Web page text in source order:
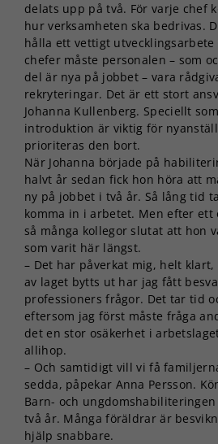
delats upp på två. För varje chef
hur verksamheten ska bedrivas.
hålla ett vettigt utvecklingsarbete
chefer måste personalen – som
del är nya på jobbet – vara
rekryteringar. Det är ett stort
Johanna Kullenberg. Speciellt
introduktion är viktig för
prioriteras den bort.
När Johanna började på
halvt år sedan fick hon höra att
ny på jobbet i två år. Så lång tid
komma in i arbetet. Men efter ett
så många kollegor slutat att hon
som varit här längst.
– Det har påverkat mig, helt
av laget bytts ut har jag fått
professioners frågor. Det tar tid
eftersom jag först måste fråga
det en stor osäkerhet i
allihop.
– Och samtidigt vill vi få
sedda, påpekar Anna Persson.
Barn- och ungdomshabiliteringen
två år. Många föräldrar är
hjälp snabbare.